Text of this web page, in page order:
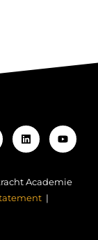
Academie
|